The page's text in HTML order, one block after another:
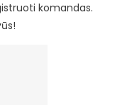
komandas.